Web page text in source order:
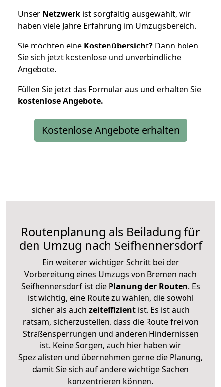
Unser Netzwerk ist sorgfältig ausgewählt, wir
haben viele Jahre Erfahrung im Umzugsbereich.
Sie möchten eine Kostenübersicht? Dann holen
Sie sich jetzt kostenlose und unverbindliche
Angebote.
Füllen Sie jetzt das Formular aus und erhalten Sie
kostenloseAngebote.
Kostenlose Angebote erhalten
Routenplanung als Beiladung für
den Umzug nach Seifhennersdorf
Ein weiterer wichtiger Schritt bei der
Vorbereitung eines Umzugs von Bremen nach
Seifhennersdorf ist diePlanung der Routen. Es
ist wichtig, eine Route zu wählen, die sowohl
sicher als auch zeiteffizientist. Es ist auch
ratsam, sicherzustellen, dass die Route frei von
Straßensperrungen und anderen Hindernissen
ist. Keine Sorgen, auch hier haben wir
Spezialisten und übernehmen gerne die Planung,
damit Sie sich auf andere wichtige Sachen
konzentrieren können.